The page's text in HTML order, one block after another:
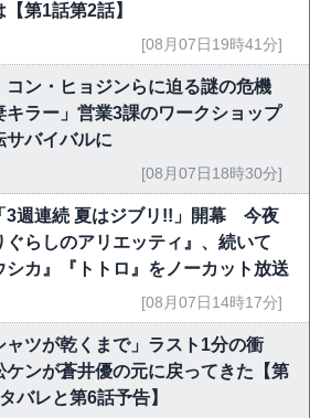
【第1話第2話】
[08月07日19時41分]
コン・ヒョジンらに迫る謎の危機
キラー」営業3課のワークショップ
サバイバルに
[08月07日18時30分]
3週連続 夏はジブリ!!」開幕 今夜
ぐらしのアリエッティ』、続いて
シカ』『トトロ』をノーカット放送
[08月07日14時17分]
ャツが乾くまで」ラスト1分の衝
ケンが蒼井優の元に戻ってきた【第
バレと第6話予告】